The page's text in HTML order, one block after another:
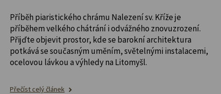
Příběh piaristického chrámu Nalezení sv. Kříže je
příběhem velkého chátrání i odvážného znovuzrození.
Přijďte objevit prostor, kde se barokní architektura
potkává se současným uměním, světelnými instalacemi,
ocelovou lávkou a výhledy na Litomyšl.
Přečíst celý článek